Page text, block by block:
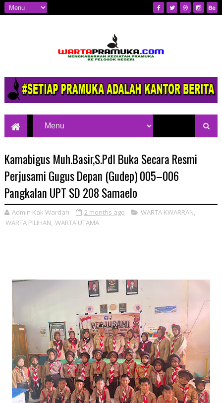
Pelosok Negeri
Kamabigus Muh.Basir,S.PdI Buka Secara Resmi
Perjusami Gugus Depan (Gudep) 005–006
Pangkalan UPT SD 208 Samaelo
Admin Kak Wardah 2 months ago WARTA KWARRAN,
WARTA PILIHAN, WARTA UTAMA